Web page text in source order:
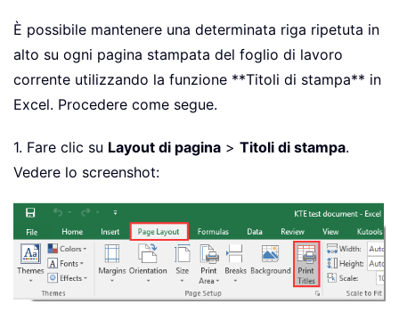
È possibile mantenere una determinata riga ripetuta in
alto su ogni pagina stampata del foglio di lavoro
corrente utilizzando la funzione **Titoli di stampa** in
Excel. Procedere come segue.
1. Fare clic su Layout di pagina > Titoli di stampa.
Vedere lo screenshot: